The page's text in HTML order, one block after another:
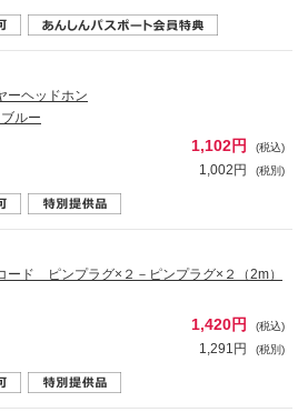
ーヘッドホン
ルー
1,102円 (税込)
1,002円 (税別)
ード ピンプラグ×２－ピンプラグ×２（2m）
1,420円 (税込)
1,291円 (税別)